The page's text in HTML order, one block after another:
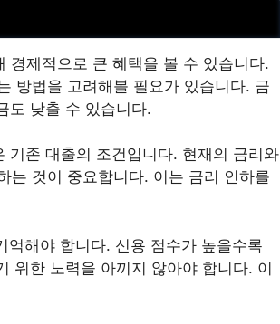
경제적으로 큰 혜택을 볼 수 있습니다.
방법을 고려해볼 필요가 있습니다. 금
도 낮출 수 있습니다.
기존 대출의 조건입니다. 현재의 금리와
는 것이 중요합니다. 이는 금리 인하를
해야 합니다. 신용 점수가 높을수록
위한 노력을 아끼지 않아야 합니다. 이